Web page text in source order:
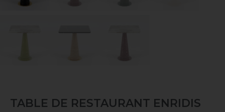
TABLE DE RESTAURANT ENRIDIS